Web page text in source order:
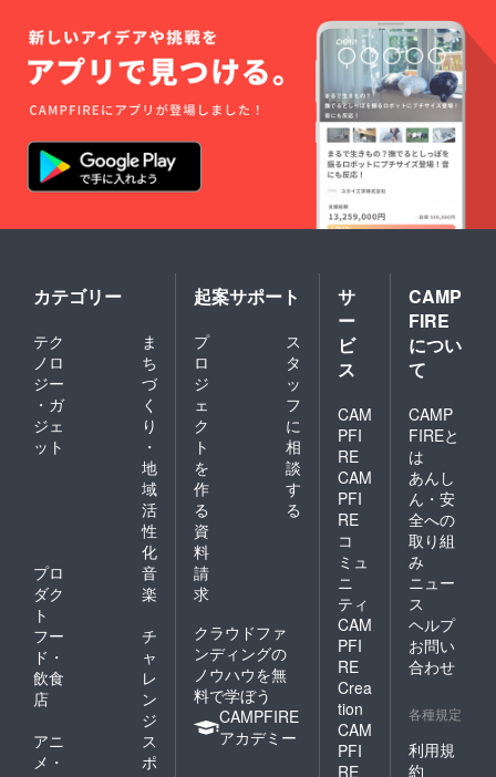
するようになりました。で
も、私たちがバスを借りて
も、在日ミャンマー人が旅
行中にバス運転手と喧嘩し
て、その会社から二度とバ
り、本当に、さまざまなこ
相談数が150回を超えた時
支援を、ボランティア団体
として、組織化しようと考
えるようになりました。二
人でボランティアで支援す
るには、助けを求める声が
多かったこともあります
し、「もしかしたら、外国
人定住支援にご興味をもっ
てくださる別の方々が日本
にいるかもしれない。その
方々に力を貸してもらえた
ら嬉しい……」と、あるか
ないか分からない希望をも
とに、NPO法人化に向けて
す。 ※
支援
時、必
ず備考
欄にご
希望の
お名前
をご記
入くだ
カテゴリー
テク
ノロ
ジー
・ガ
ジェ
ット
ま
ち
づ
く
り
・
地
域
活
性
化
プロ
ダク
ト
音
楽
フー
ド・
飲食
店
チ
ャ
レ
ン
ジ
アニ
メ・
ス
ポ
起案サポート
プ
ロ
ジ
ェ
ク
ト
を
作
る
ス
タ
ッ
フ
に
相
談
す
る
資
料
請
求
クラウドファ
ンディングの
ノウハウを無
料で学ぼう
CAMPFIRE
アカデミー
サ
ー
ビ
ス
CAM
PFI
RE
CAM
PFI
RE
コ
ミュ
ニ
ティ
CAM
PFI
RE
Crea
tion
CAM
PFI
RE
CAMP
FIRE
につい
て
CAMP
FIREと
は
あんし
ん・安
全への
取り組
み
ニュー
ス
ヘルプ
お問い
合わせ
各種規定
利用規
約